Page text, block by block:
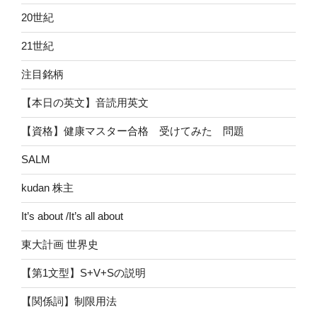
20世紀
21世紀
注目銘柄
【本日の英文】音読用英文
【資格】健康マスター合格 受けてみた 問題
SALM
kudan 株主
It’s about /It’s all about
東大計画 世界史
【第1文型】S+V+Sの説明
【関係詞】制限用法